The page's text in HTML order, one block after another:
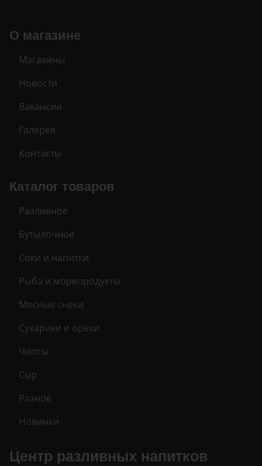
О магазине
Магазины
Новости
Вакансии
Галерея
Контакты
Каталог товаров
Разливное
Бутылочное
Соки и напитки
Рыба и морепродукты
Мясные снеки
Сухарики и орехи
Чипсы
Сыр
Разное
Новинки
Центр разливных напитков